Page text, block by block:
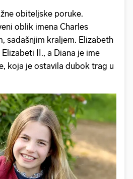
obiteljske poruke.
oblik imena Charles
sadašnjim kraljem. Elizabeth
II., a Diana je ime
koja je ostavila dubok trag u